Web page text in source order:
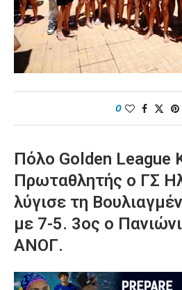
0
Πόλο Golden League
Πρωταθλητής ο ΓΣ
λύγισε τη
με 7-5. 3ος ο
ΑΝΟΓ.